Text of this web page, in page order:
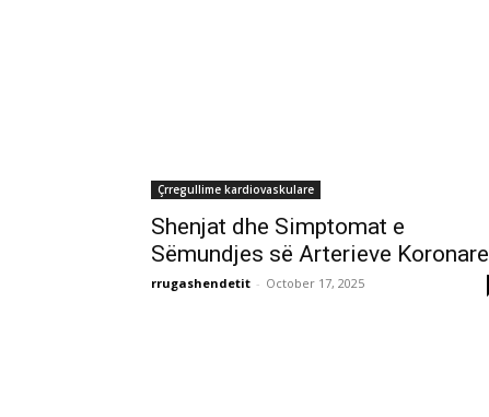
Çrregullime kardiovaskulare
Shenjat dhe Simptomat e
Sëmundjes së Arterieve Koronare
rrugashendetit - October 17, 2025